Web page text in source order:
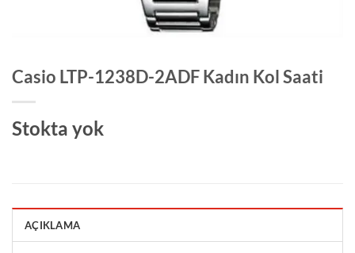
Casio LTP-1238D-2ADF Kadın Kol Saati
Stokta yok
AÇIKLAMA